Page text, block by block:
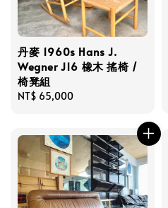
丹麥 1960s Hans J.
Wegner J16 橡木 搖椅 /
椅凳組
Regular
NT$ 65,000